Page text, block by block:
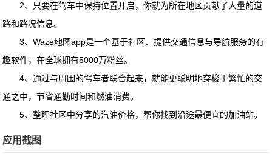
2、只要在驾车中保持位置开启，你就为所在地区贡献了大量的道
路和路况信息。
3、Waze地图app是一个基于社区、提供交通信息与导航服务的有
趣软件，在全球拥有5000万粉丝。
4、通过与周围的驾车者联合起来，就能更聪明地穿梭于繁忙的交
通之中，节省通勤时间和燃油消费。
5、整理社区中分享的汽油价格，帮你找到沿途最便宜的加油站。
应用截图